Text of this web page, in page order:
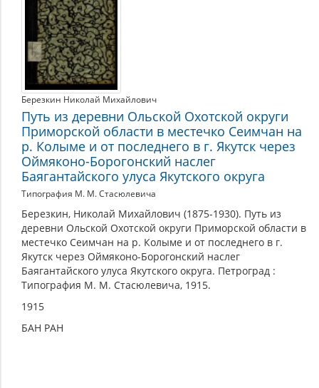
Березкин Николай Михайлович
Путь из деревни Ольской Охотской округи
Приморской области в местечко Сеимчан на
р. Колыме и от последнего в г. Якутск через
Оймяконо-Борогонский наслег
Баягантайского улуса Якутского округа
Типография М. М. Стасюлевича
Березкин, Николай Михайлович (1875-1930). Путь из
деревни Ольской Охотской округи Приморской области в
местечко Сеимчан на р. Колыме и от последнего в г.
Якутск через Оймяконо-Борогонский наслег
Баягантайского улуса Якутского округа. Петроград :
Типография М. М. Стасюлевича, 1915.
1915
БАН РАН